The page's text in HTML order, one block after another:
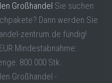
Großhandel Sie suchen
Dann werden Sie
zentrum.de fündig!
Mindestabnahme:
800.000 Stk.
Großhandel -